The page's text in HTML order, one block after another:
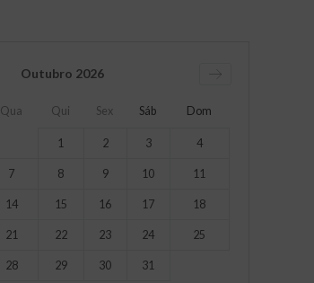
Outubro 2026
Qua Qui Sex Sáb Dom
1 2 3 4
7 8 9 10 11
14 15 16 17 18
21 22 23 24 25
28 29 30 31